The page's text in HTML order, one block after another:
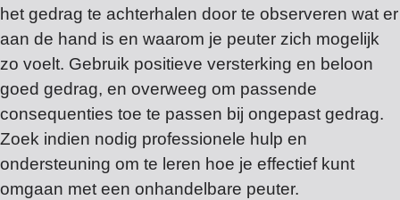
het gedrag te achterhalen door te observeren wat er
aan de hand is en waarom je peuter zich mogelijk
zo voelt. Gebruik positieve versterking en beloon
goed gedrag, en overweeg om passende
consequenties toe te passen bij ongepast gedrag.
Zoek indien nodig professionele hulp en
ondersteuning om te leren hoe je effectief kunt
omgaan met een onhandelbare peuter.